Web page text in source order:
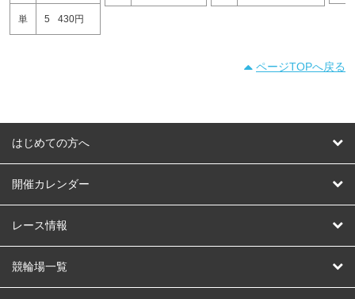
単 5 430円
ページTOPへ戻る
はじめての方へ
はじめての方へ
開催カレンダー
競輪
オートレース
レース情報
レース予想
競輪場一覧